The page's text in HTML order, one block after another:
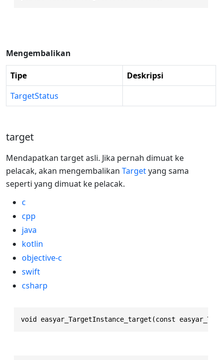
Mengembalikan
Tipe
Deskripsi
TargetStatus
target
Mendapatkan target asli. Jika pernah dimuat ke
pelacak, akan mengembalikan Targetyang sama
seperti yang dimuat ke pelacak.
c
cpp
java
kotlin
objective-c
swift
csharp
void easyar_TargetInstance_target(const